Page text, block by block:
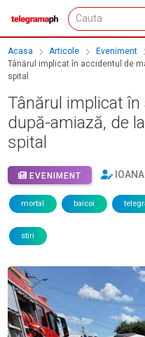
Acasa Articole
Eveniment
Tânărul implicat în accidentul de
spital
Tânărul implicat
după-amiază, de
spital
EVENIMENT
mortal baicoi
stiri